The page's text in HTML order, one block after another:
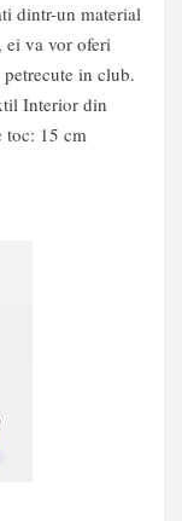
dintr-un material
ei va vor oferi
in club.
Interior din
toc: 15 cm